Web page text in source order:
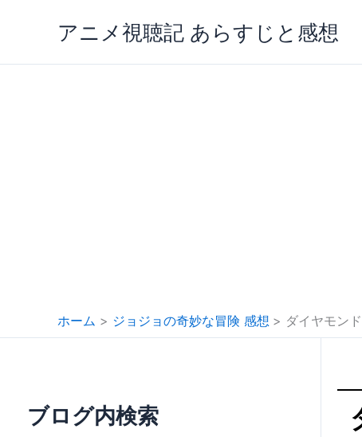
アニメ視聴記 あらすじと感想
ホーム ジョジョの奇妙な冒険 感想 ダイヤモン
ブログ内検索